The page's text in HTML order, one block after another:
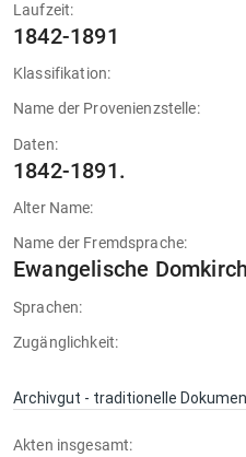
Laufzeit:
1842-1891
Klassifikation:
Name der Provenienzstelle:
Daten:
1842-1891.
Alter Name:
Name der Fremdsprache:
Ewangelische
Sprachen:
Zugänglichkeit:
Archivgut - traditionelle
Akten insgesamt: